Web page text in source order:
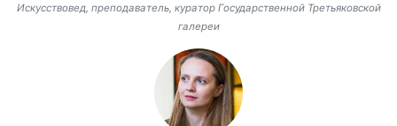
Искусствовед, преподаватель, куратор Государственной Третьяковской
галереи